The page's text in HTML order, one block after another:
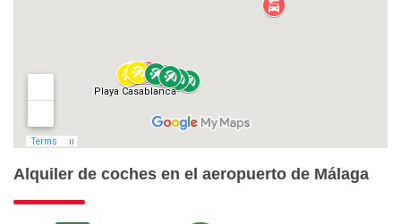
Alquiler de coches en el aeropuerto de Málaga